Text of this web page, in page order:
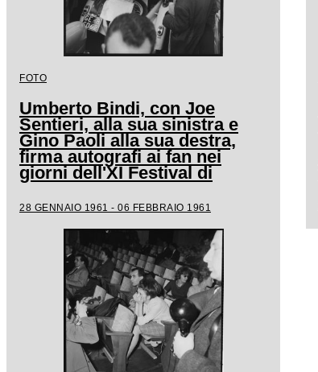
FOTO
Umberto Bindi, con Joe
Sentieri, alla sua sinistra e
Gino Paoli alla sua destra,
firma autografi ai fan nei
giorni dell'XI Festival di
Sanremo
28 GENNAIO 1961 - 06 FEBBRAIO 1961